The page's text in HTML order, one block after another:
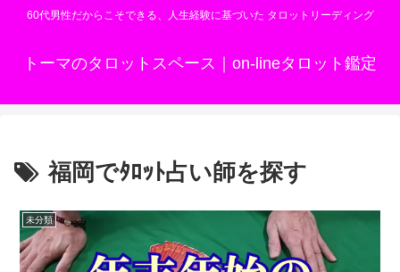
60代男性だからこそできる、人生経験に基づいた タロットリーディング
トーマのタロットスペース｜on-lineタロット鑑定
福岡でﾀﾛｯﾄ占い師を探す
未分類